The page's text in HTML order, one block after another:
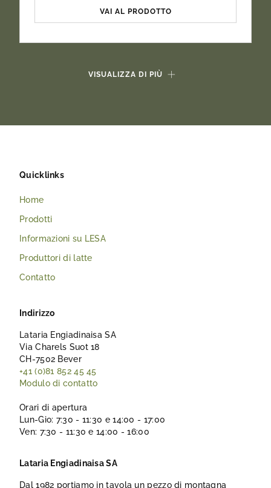
VAI AL PRODOTTO
VISUALIZZA DI PIÙ
Quicklinks
Home
Prodotti
Informazioni su LESA
Produttori di latte
Contatto
Indirizzo
Lataria Engiadinaisa SA
Via Charels Suot 18
CH-7502 Bever
+41 (0)81 852 45 45
Modulo di contatto
Orari di apertura
Lun-Gio: 7:30 - 11:30 e 14:00 - 17:00
Ven: 7:30 - 11:30 e 14:00 - 16:00
Lataria Engiadinaisa SA
Dal 1982 portiamo in tavola un pezzo di montagna